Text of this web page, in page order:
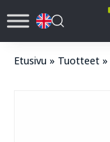
Etusivu » Tuotteet »